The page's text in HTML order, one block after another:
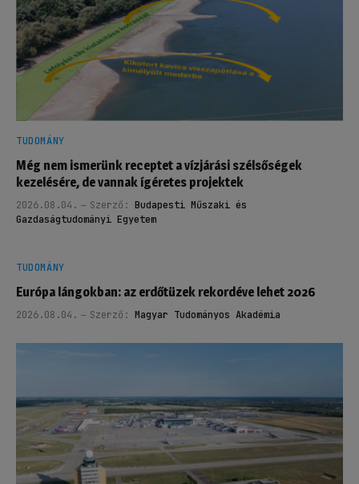
TUDOMÁNY
Még nem ismerünk receptet a vízjárási szélsőségek
kezelésére, de vannak ígéretes projektek
2026.08.04. Szerző: Budapesti Műszaki és
Gazdaságtudományi Egyetem
TUDOMÁNY
Európa lángokban: az erdőtüzek rekordéve lehet 2026
2026.08.04. Szerző: Magyar Tudományos Akadémia